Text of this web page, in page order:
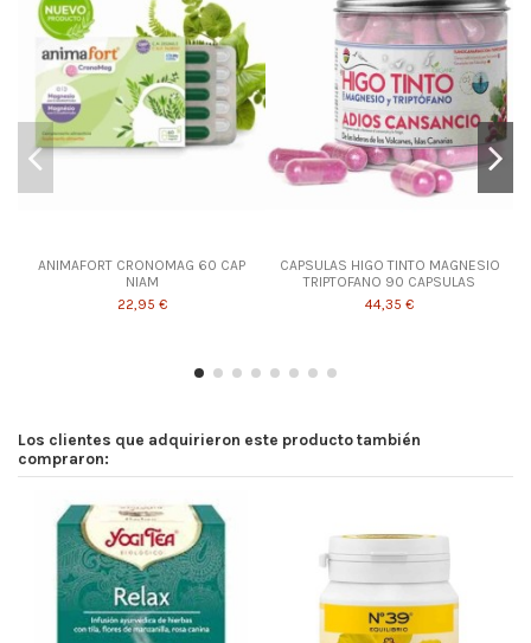
ANIMAFORT CRONOMAG 60 CAP
NIAM
22,95 €
CAPSULAS HIGO TINTO MAGNESIO
TRIPTOFANO 90 CAPSULAS
44,35 €
Los clientes que adquirieron este producto también
compraron: